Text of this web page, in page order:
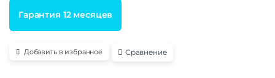
Гарантия 12 месяцев
Добавить в избранное Сравнение